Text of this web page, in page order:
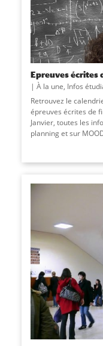
Epreuves écrites
À la une, Infos
Retrouvez le
épreuves écrites de
Janvier, toutes les
planning et sur